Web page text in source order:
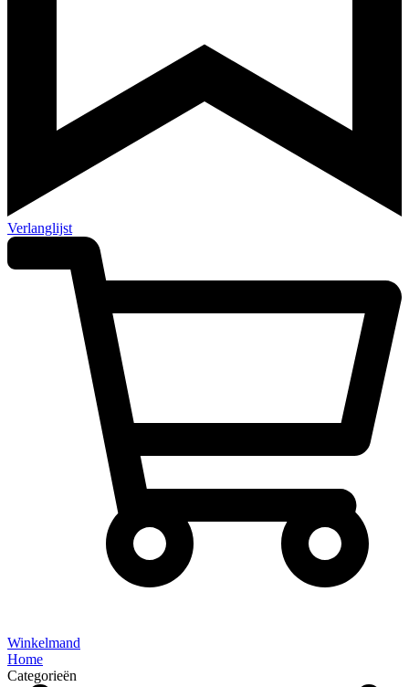
Verlanglijst
Winkelmand
Home
Categorieën